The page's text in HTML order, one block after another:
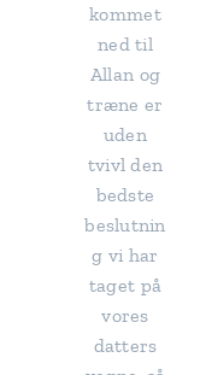
kommet
ned til
Allan og
træne er
uden
tvivl den
bedste
beslutnin
g vi har
taget på
vores
datters